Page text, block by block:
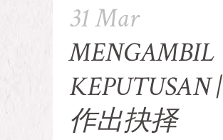
31 Mar
MENGAMBIL
KEPUTUSAN |
作出抉择